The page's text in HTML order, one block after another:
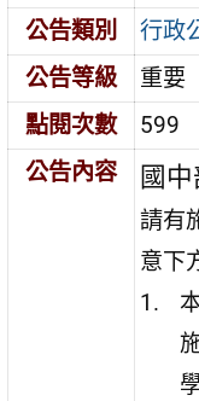
公告類別
行政
公告等級
重要
點閱次數
599
公告內容
國
請有
意下